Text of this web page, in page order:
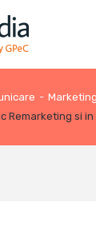
-
Remarketing si in